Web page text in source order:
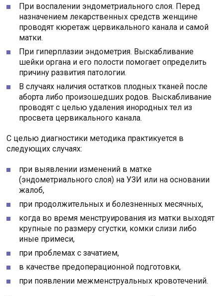
При воспалении эндометриального слоя. Перед
назначением лекарственных средств женщине
проводят кюретаж цервикального канала и самой
матки.
При гиперплазии эндометрия. Выскабливание
шейки органа и его полости помогает определить
причину развития патологии.
В случаях наличия остатков плодных тканей после
аборта либо произошедших родов. Выскабливание
проводят с целью удаления инородных тел из
просвета цервикального канала.
С целью диагностики методика практикуется в
следующих случаях:
при выявлении изменений в матке
(эндометриального слоя) на УЗИ или на основании
жалоб,
при продолжительных и болезненных месячных,
когда во время менструирования из матки выходят
крупные по размеру сгустки, комки слизи либо
иные примеси,
при проблемах с зачатием,
в качестве предоперационной подготовки,
при появлении межменструальных кровотечений.